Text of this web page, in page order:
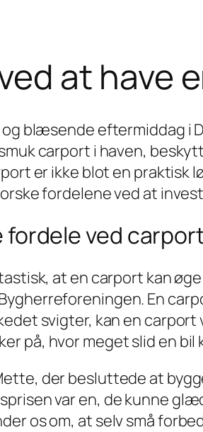
at have
blæsende eftermiddag i
carport i haven,
er ikke blot en
fordelene ved at
ved
at en carport kan
En
svigter, kan en
på, hvor meget slid en bil
der besluttede at
var en, de kunne
os om, at selv små